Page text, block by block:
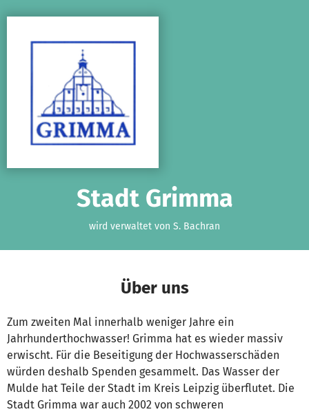
Stadt Grimma
wird verwaltet von S. Bachran
Über uns
Zum zweiten Mal innerhalb weniger Jahre ein
Jahrhunderthochwasser! Grimma hat es wieder massiv
erwischt. Für die Beseitigung der Hochwasserschäden
würden deshalb Spenden gesammelt. Das Wasser der
Mulde hat Teile der Stadt im Kreis Leipzig überflutet. Die
Stadt Grimma war auch 2002 von schweren